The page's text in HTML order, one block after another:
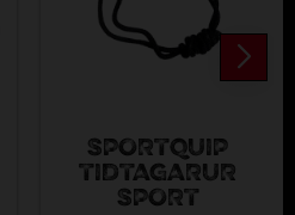
SPORTQUIP
TIDTAGARUR
SPORT